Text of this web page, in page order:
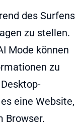
des Surfens
zu stellen.
Mode können
zu
eine Website,
Browser.